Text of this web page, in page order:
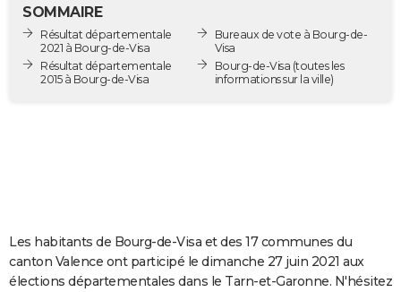
Destinations
City break
Voyage nature
Voyage de noces
Forum
Climat
GUIDES D'ACHAT
COPAINS D'AVANT
AVIS DE DÉCÈS
SOMMAIRE
Résultat départementale
2021 à Bourg-de-Visa
Résultat départementale
2015 à Bourg-de-Visa
Bureaux de vote à Bourg-de-
Visa
Bourg-de-Visa (toutes les
informations sur la ville)
Les habitants de Bourg-de-Visa et des 17 communes du
canton Valence ont participé le dimanche 27 juin 2021 aux
élections départementales dans le Tarn-et-Garonne. N'hésitez